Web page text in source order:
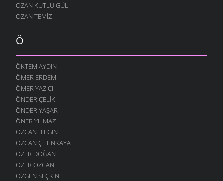
OZAN KUTLU GÜL
OZAN TEMIZ
Ö
ÖKTEM AYDIN
ÖMER ERDEM
ÖMER YAZICI
ÖNDER ÇELIK
ÖNDER YAŞAR
ÖNER YILMAZ
ÖZCAN BILGIN
ÖZCAN ÇETINKAYA
ÖZER DOĞAN
ÖZER ÖZCAN
ÖZGEN SEÇKIN